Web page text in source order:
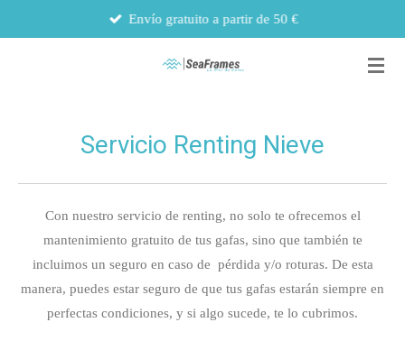
Envío gratuito a partir de 50 €
Servicio Renting Nieve
Con nuestro servicio de renting, no solo te ofrecemos el
mantenimiento gratuito de tus gafas, sino que también te
incluimos un seguro en caso de pérdida y/o roturas. De esta
manera, puedes estar seguro de que tus gafas estarán siempre en
perfectas condiciones, y si algo sucede, te lo cubrimos.